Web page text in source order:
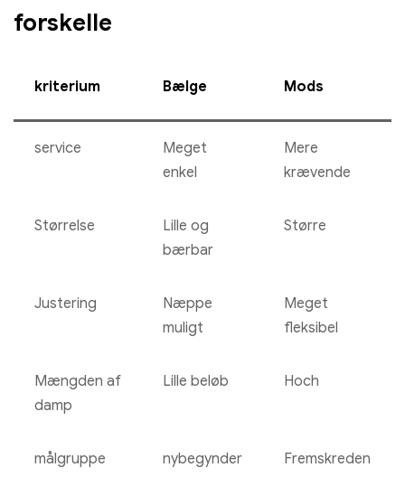
€8.67
forskelle
kriterium Bælge Mods
service
Meget
enkel
Mere
krævende
Størrelse
Lille og
bærbar
Større
Justering
Næppe
muligt
Meget
fleksibel
Mængden af
​​damp
Lille beløb Hoch
målgruppe nybegynder Fremskreden